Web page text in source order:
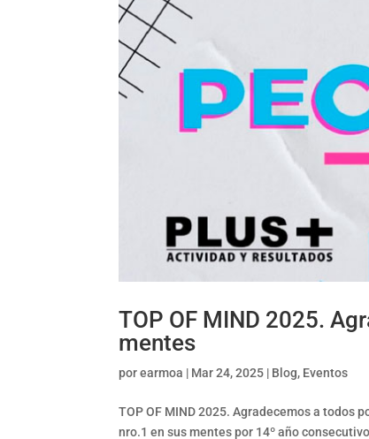
TOP OF MIND 2025.
mentes
porearmoa | Mar 24, 2025 | Blog, Eventos
TOP OF MIND 2025. Agradecemos a todos
nro.1 en sus mentes por 14º año